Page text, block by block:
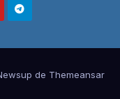
de Themeansar